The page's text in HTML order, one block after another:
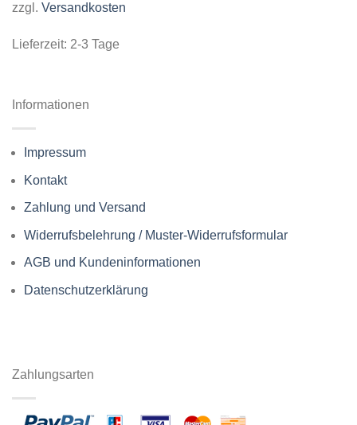
zzgl. Versandkosten
Lieferzeit: 2-3 Tage
Informationen
Impressum
Kontakt
Zahlung und Versand
Widerrufsbelehrung / Muster-Widerrufsformular
AGB und Kundeninformationen
Datenschutzerklärung
Zahlungsarten